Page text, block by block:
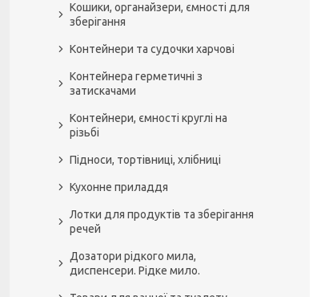
Кошики, органайзери, ємності для
зберігання
Контейнери та судочки харчові
Контейнера герметичні з
затискачами
Контейнери, ємності круглі на
різьбі
Підноси, тортівниці, хлібниці
Кухонне приладдя
Лотки для продуктів та зберігання
речей
Дозатори рідкого мила,
диспенсери. Рідке мило.